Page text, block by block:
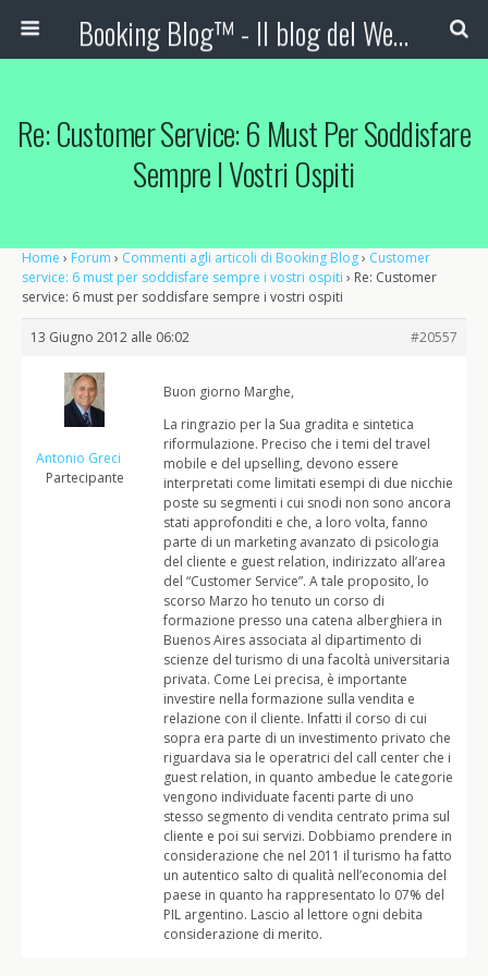
Booking Blog™ - Il blog del Web Marketing Turistico
Re: Customer Service: 6 Must Per Soddisfare
Sempre I Vostri Ospiti
Home › Forum › Commenti agli articoli di Booking Blog› Customer
service: 6 must per soddisfare sempre i vostri ospiti › Re: Customer
service: 6 must per soddisfare sempre i vostri ospiti
13 Giugno 2012 alle 06:02 #20557
Antonio Greci
Partecipante
Buon giorno Marghe,
La ringrazio per la Sua gradita e sintetica
riformulazione. Preciso che i temi del travel
mobile e del upselling, devono essere
interpretati come limitati esempi di due nicchie
poste su segmenti i cui snodi non sono ancora
stati approfonditi e che, a loro volta, fanno
parte di un marketing avanzato di psicologia
del cliente e guest relation, indirizzato all’area
del “Customer Service”. A tale proposito, lo
scorso Marzo ho tenuto un corso di
formazione presso una catena alberghiera in
Buenos Aires associata al dipartimento di
scienze del turismo di una facoltà universitaria
privata. Come Lei precisa, è importante
investire nella formazione sulla vendita e
relazione con il cliente. Infatti il corso di cui
sopra era parte di un investimento privato che
riguardava sia le operatrici del call center che i
guest relation, in quanto ambedue le categorie
vengono individuate facenti parte di uno
stesso segmento di vendita centrato prima sul
cliente e poi sui servizi. Dobbiamo prendere in
considerazione che nel 2011 il turismo ha fatto
un autentico salto di qualità nell’economia del
paese in quanto ha rappresentato lo 07% del
PIL argentino. Lascio al lettore ogni debita
considerazione di merito.